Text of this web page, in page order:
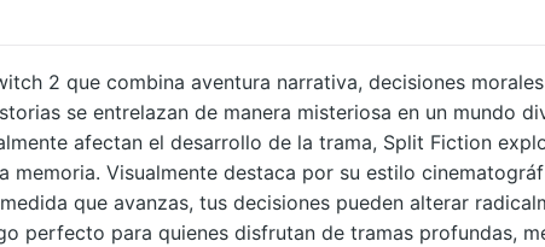
C
T
I
O
N
2 que combina aventura narrativa, decisiones
se entrelazan de manera misteriosa en un mundo
afectan el desarrollo de la trama, Split Fiction
Visualmente destaca por su estilo
que avanzas, tus decisiones pueden alterar
perfecto para quienes disfrutan de tramas profundas,